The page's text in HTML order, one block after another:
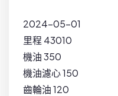
2024-05-01
里程 43010
機油 350
機油濾心 150
齒輪油 120